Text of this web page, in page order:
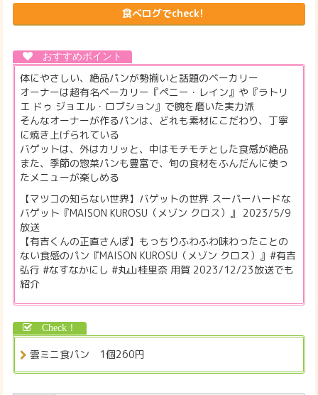
食べログでcheck!
体にやさしい、絶品パンが勢揃いと話題のベーカリー
オーナーは超有名ベーカリー『ペニー・レイン』や『ラトリ
エ ドゥ ジョエル・ロブション』で腕を磨いた実力派
そんなオーナーが作るパンは、どれも素材にこだわり、丁寧
に焼き上げられている
バゲットは、外はカリッと、中はモチモチとした食感が絶品
また、季節の惣菜パンも豊富で、旬の食材をふんだんに使っ
たメニューが楽しめる
【マツコの知らない世界】バゲットの世界 スーパーハードな
バゲット『MAISON KUROSU（メゾン クロス）』 2023/5/9
放送
【有吉くんの正直さんぽ】もっちりふわふわ味わったことの
ない食感のパン『MAISON KUROSU（メゾン クロス）』#有吉
弘行 #なすなかにし #丸山桂里奈 用賀 2023/12/23放送でも
紹介
雲ミニ食パン 1個260円